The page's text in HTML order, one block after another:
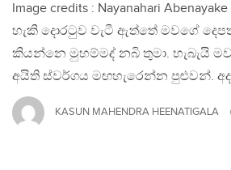
Image credits : Nayanahari
හැකි දොරටුව වැටී ඇත්තේ මවගේ
කියන්නෙ මුහම්මද් නබි තුමා. හැබැයි
අයිති ස්වර්ගය මඟහැරෙන්න පුළුවන්.
KASUN MAHENDRA HEENATIGALA